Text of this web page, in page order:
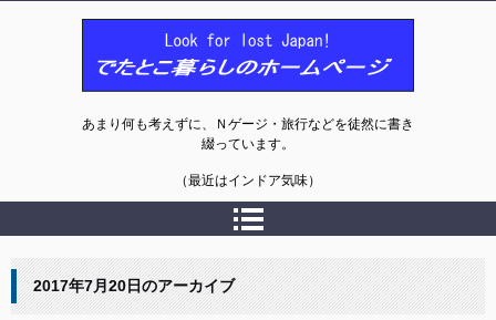
あまり何も考えずに、Ｎゲージ・旅行などを徒然に書き
綴っています。
（最近はインドア気味）
2017年7月20日のアーカイブ